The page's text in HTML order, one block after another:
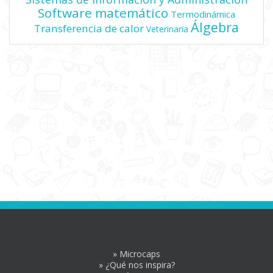
Software matemático Termodinámica
Transferencia de calor Veterinaria Álgebra
» Microcaps
» ¿Qué nos inspira?